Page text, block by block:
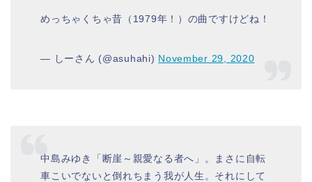
めっちゃくちゃ昔（1979年！）の曲ですけどね！
— しーさん (@asuhahi) November 29, 2020
中島みゆき「断崖～親愛なる者へ」。まさに自転
車こいでないと倒れちまう我が人生。それにして